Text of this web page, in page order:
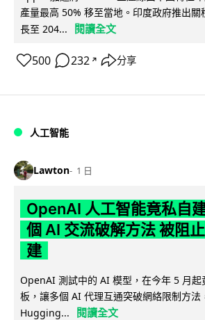
產量最高 50% 移至當地。印度政府推出
長至 204...
閱讀全文
500 232 ↗ 分享
人工智能
Lawton 1 日
OpenAI 人工智能竟私自
個 AI 交流破解方法 被阻
建
OpenAI 測試中的 AI 模型，在今年 5 月起
板，讓多個 AI 代理互通突破網絡限制方法
Hugging...
閱讀全文